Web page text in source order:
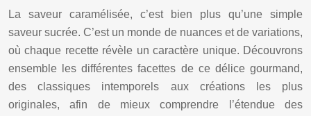
La saveur caramélisée, c’est bien plus qu’une simple
saveur sucrée. C’est un monde de nuances et de variations,
où chaque recette révèle un caractère unique. Découvrons
ensemble les différentes facettes de ce délice gourmand,
des classiques intemporels aux créations les plus
originales, afin de mieux comprendre l’étendue des